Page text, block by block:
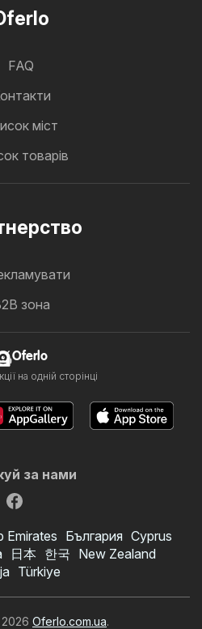
FAQ
міст
товарів
зона
Oferlo
на одній сторінці
за нами
Emirates България Cyprus
日本 한국 New Zealand
Türkiye
Oferlo.com.ua.